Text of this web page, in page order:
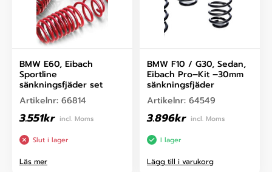
BMW E60, Eibach
Sportline
sänkningsfjäder set
Artikelnr: 66814
3.551kr incl. Moms
Slut i lager
Läs mer
BMW F10 / G30, Sedan,
Eibach Pro–Kit –30mm
sänkningsfjäder
Artikelnr: 64549
3.896kr incl. Moms
I lager
Lägg till i varukorg